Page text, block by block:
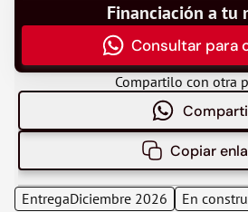
EntregaDiciembre 2026 En
Financiación a tu
Consultar para
Compartilo con otra
Copiar